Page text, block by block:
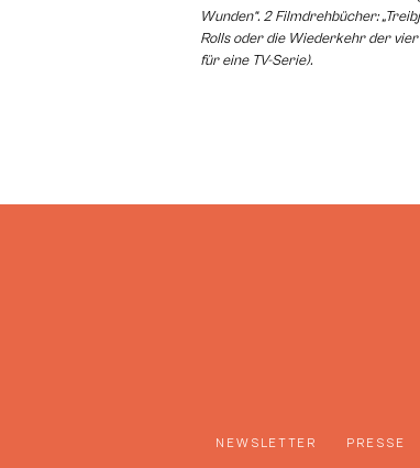
Wunden“. 2 Filmdrehbücher:
Rolls oder die Wiederkehr der
für eine TV-Serie).
NEWSLETTER PRESSE